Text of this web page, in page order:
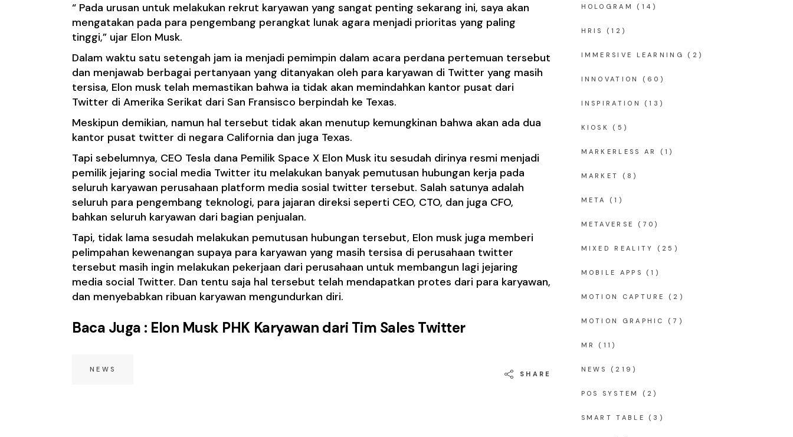
“ Pada urusan untuk melakukan rekrut karyawan yang sangat penting sekarang ini, saya akan
mengatakan pada para pengembang perangkat lunak agara menjadi prioritas yang paling
tinggi,” ujar Elon Musk.
Dalam waktu satu setengah jam ia menjadi pemimpin dalam acara perdana pertemuan tersebut
dan menjawab berbagai pertanyaan yang ditanyakan oleh para karyawan di Twitter yang masih
tersisa, Elon musk telah memastikan bahwa ia tidak akan memindahkan kantor pusat dari
Twitter di Amerika Serikat dari San Fransisco berpindah ke Texas.
Meskipun demikian, namun hal tersebut tidak akan menutup kemungkinan bahwa akan ada dua
kantor pusat twitter di negara California dan juga Texas.
Tapi sebelumnya, CEO Tesla dana Pemilik Space X Elon Musk itu sesudah dirinya resmi menjadi
pemilik jejaring social media Twitter itu melakukan banyak pemutusan hubungan kerja pada
seluruh karyawan perusahaan platform media sosial twitter tersebut. Salah satunya adalah
seluruh para pengembang teknologi, para jajaran direksi seperti CEO, CTO, dan juga CFO,
bahkan seluruh karyawan dari bagian penjualan.
Tapi, tidak lama sesudah melakukan pemutusan hubungan tersebut, Elon musk juga memberi
pelimpahan kewenangan supaya para karyawan yang masih tersisa di perusahaan twitter
tersebut masih ingin melakukan pekerjaan dari perusahaan untuk membangun lagi jejaring
media social Twitter. Dan tentu saja hal tersebut telah mendapatkan protes dari para karyawan,
dan menyebabkan ribuan karyawan mengundurkan diri.
Baca Juga : Elon Musk PHK Karyawan dari Tim Sales Twitter
NEWS
SHARE
HOLOGRAM (14)
HRIS (12)
IMMERSIVE LEARNING (2)
INNOVATION (60)
INSPIRATION (13)
KIOSK (5)
MARKERLESS AR (1)
MARKET (8)
META (1)
METAVERSE (70)
MIXED REALITY (25)
MOBILE APPS (1)
MOTION CAPTURE (2)
MOTION GRAPHIC (7)
MR (11)
NEWS (219)
POS SYSTEM (2)
SMART TABLE (3)